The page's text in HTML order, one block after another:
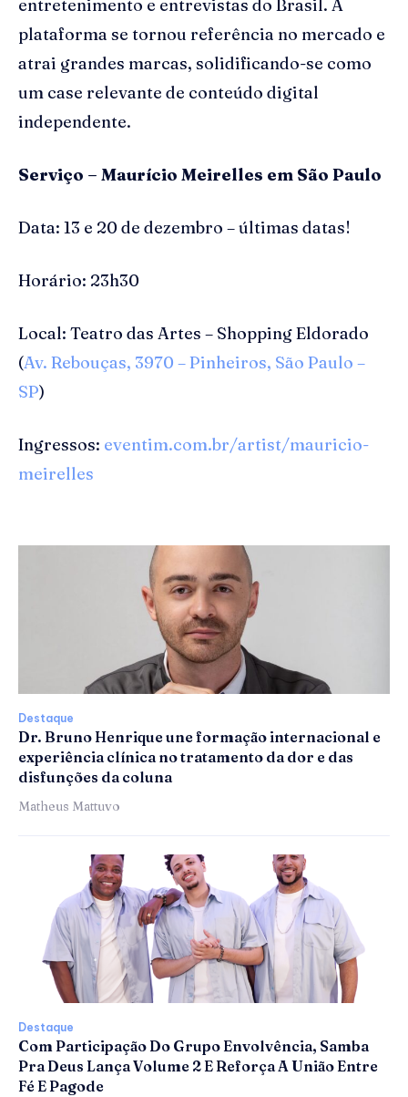
entretenimento e entrevistas do Brasil. A
plataforma se tornou referência no mercado e
atrai grandes marcas, solidificando-se como
um case relevante de conteúdo digital
independente.
Serviço – Maurício Meirelles em São Paulo
Data: 13 e 20 de dezembro – últimas datas!
Horário: 23h30
Local: Teatro das Artes – Shopping Eldorado
(Av. Rebouças, 3970 – Pinheiros, São Paulo –
SP)
Ingressos: eventim.com.br/artist/mauricio-
meirelles
Destaque
Dr. Bruno Henrique une formação internacional e
experiência clínica no tratamento da dor e das
disfunções da coluna
Matheus Mattuvo
Destaque
Com Participação Do Grupo Envolvência, Samba
Pra Deus Lança Volume 2 E Reforça A União Entre
Fé E Pagode